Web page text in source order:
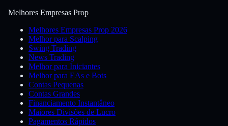
Melhores Empresas Prop
Melhores Empresas Prop 2026
Melhor para Scalping
Swing Trading
News Trading
Melhor para Iniciantes
Melhor para EAs e Bots
Contas Pequenas
Contas Grandes
Financiamento Instantâneo
Maiores Divisões de Lucro
Pagamentos Rápidos